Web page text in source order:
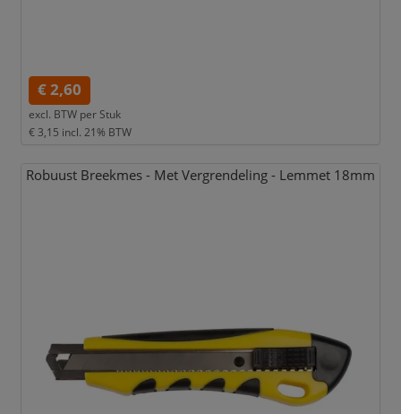
€ 2,60
excl. BTW per Stuk
€ 3,15 incl. 21% BTW
Robuust Breekmes - Met Vergrendeling - Lemmet 18mm